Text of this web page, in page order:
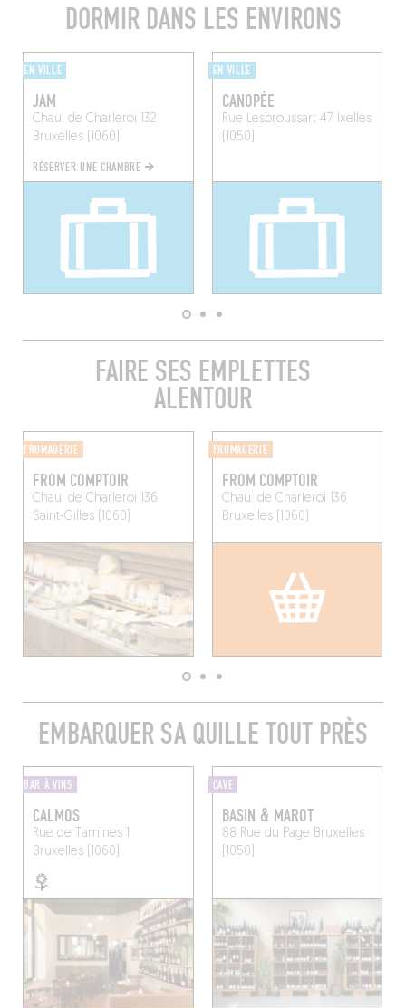
DORMIR DANS LES ENVIRONS
EN VILLE
JAM
Chau. de Charleroi 132
Bruxelles (1060)
RÉSERVER UNE CHAMBRE
EN VILLE
CANOPÉE
Rue Lesbroussart 47 Ixelles
(1050)
FAIRE SES EMPLETTES
ALENTOUR
FROMAGERIE
FROM COMPTOIR
Chau. de Charleroi 136
Saint-Gilles (1060)
FROMAGERIE
FROM COMPTOIR
Chau. de Charleroi 136
Bruxelles (1060)
EMBARQUER SA QUILLE TOUT PRÈS
BAR À VINS
CALMOS
Rue de Tamines 1
Bruxelles (1060)
CAVE
BASIN & MAROT
88 Rue du Page Bruxelles
(1050)